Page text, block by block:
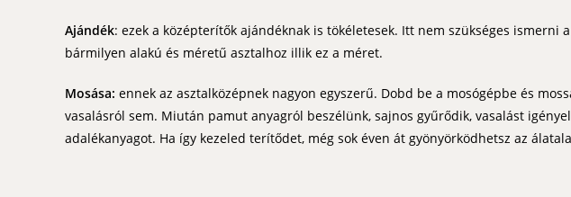
Ajándék: ezek a középterítők ajándéknak is tökéletesek. Itt nem szükséges ismerni
bármilyen alakú és méretű asztalhoz illik ez a méret.
Mosása: ennek az asztalközépnek nagyon egyszerű. Dobd be a mosógépbe és
vasalásról sem. Miután pamut anyagról beszélünk, sajnos gyűrődik, vasalást
adalékanyagot. Ha így kezeled terítődet, még sok éven át gyönyörködhetsz az